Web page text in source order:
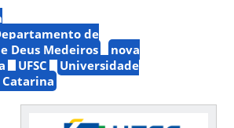
de
Deus Medeiros
nova
UFSC
Universidade
Catarina